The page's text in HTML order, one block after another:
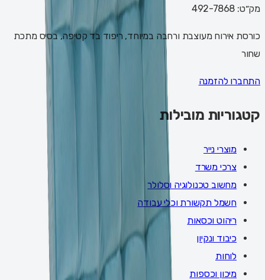
מק״ט: 492-7868
כורסת אירוח מעוצבת ורחבה במיוחד, ריפוד בד קטיפה, בסיס מתכת
שחור
התחברו להזמנה
קטגוריות מובילות
מוצרי נייר
צרכי משרד
מחשוב טכנולוגיה וסלולר
חשמל תקשורת וכלי עבודה
ריהוט וכסאות
כיבוד ונקיון
לוחות
מיכון וכספות